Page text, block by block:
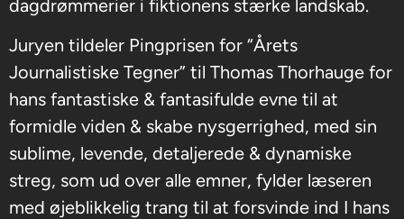
dagdrømmerier i fiktionens stærke landskab.
Juryen tildeler Pingprisen for “Årets
Journalistiske Tegner” til Thomas Thorhauge for
hans fantastiske & fantasifulde evne til at
formidle viden & skabe nysgerrighed, med sin
sublime, levende, detaljerede & dynamiske
streg, som ud over alle emner, fylder læseren
med øjeblikkelig trang til at forsvinde ind I hans